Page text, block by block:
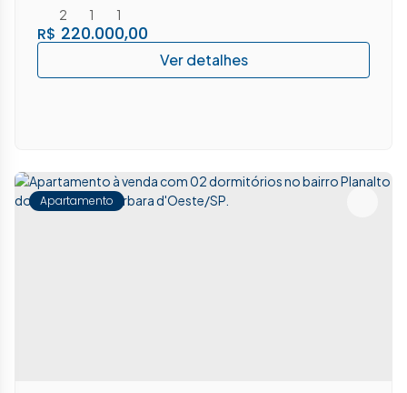
R$ 220.000,00
2
1 1
Apartamento